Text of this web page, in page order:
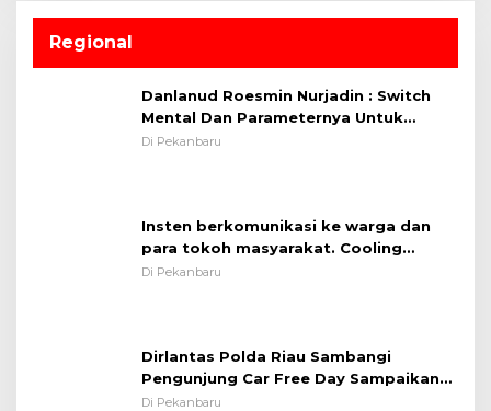
Regional
Danlanud Roesmin Nurjadin : Switch
Mental Dan Parameternya Untuk
Melaksanakan ✈
Di Pekanbaru
Insten berkomunikasi ke warga dan
para tokoh masyarakat. Cooling
System OMP LK ²024 Polsek Rumbai,
Di Pekanbaru
Dirlantas Polda Riau Sambangi
Pengunjung Car Free Day Sampaikan
Pesan Edukasi Kamtibmas &
Di Pekanbaru